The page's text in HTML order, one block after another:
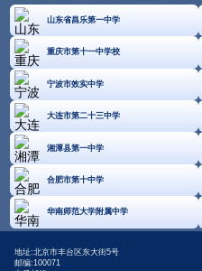
山东省昌乐第一中学
重庆市第十一中学校
宁波市效实中学
大连市第二十三中学
湘潭县第一中学
合肥市第十中学
华南师范大学附属中学
地址:北京市丰台区东大街5号
邮编:100071